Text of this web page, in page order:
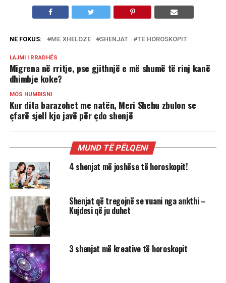
NË FOKUS: MË XHELOZE SHENJAT TË HOROSKOPIT
LAJMI I RRADHËS
Migrena në rritje, pse gjithnjë e më shumë të rinj kanë
dhimbje koke?
MOS HUMBISNI
Kur dita barazohet me natën, Meri Shehu zbulon se
çfarë sjell kjo javë për çdo shenjë
MUND TË PËLQENI
4 shenjat më joshëse të horoskopit!
Shenjat që tregojnë se vuani nga ankthi –
Kujdesi që ju duhet
3 shenjat më kreative të horoskopit